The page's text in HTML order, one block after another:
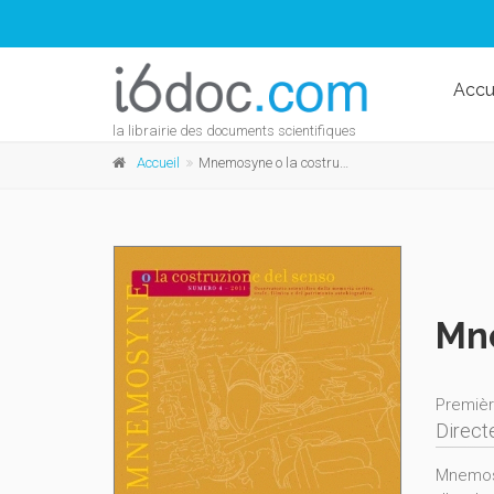
la librairie des documents scientifiques
Accueil Mnemosyne o la costruzione del senso n°4 - 2011